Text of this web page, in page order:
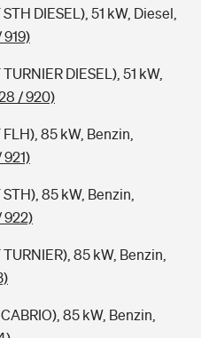
DIESEL), 51 kW, Diesel,
DIESEL), 51 kW,
/ 920)
85 kW, Benzin,
85 kW, Benzin,
922)
85 kW, Benzin,
85 kW, Benzin,